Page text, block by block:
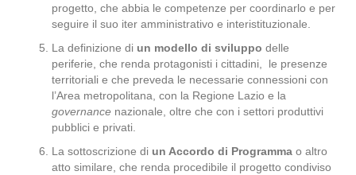
progetto, che abbia le competenze per coordinarlo e per
seguire il suo iter amministrativo e interistituzionale.
La definizione di un modello di sviluppo delle
periferie, che renda protagonisti i cittadini, le presenze
territoriali e che preveda le necessarie connessioni con
l’Area metropolitana, con la Regione Lazio e la
governance nazionale, oltre che con i settori produttivi
pubblici e privati.
La sottoscrizione di un Accordo di Programma o altro
atto similare, che renda procedibile il progetto condiviso